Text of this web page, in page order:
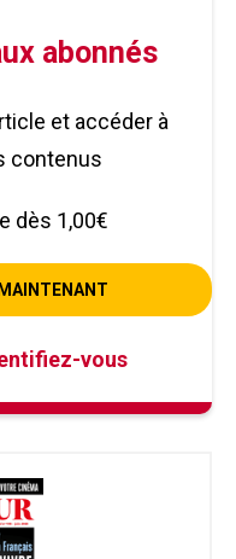
abonnés
et accéder à
contenus
dès 1,00€
vous